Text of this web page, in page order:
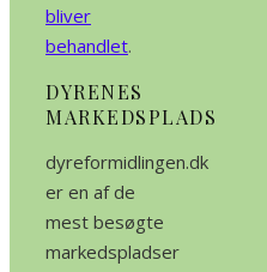
bliver
behandlet.
DYRENES
MARKEDSPLADS
dyreformidlingen.dk
er en af de
mest besøgte
markedspladser